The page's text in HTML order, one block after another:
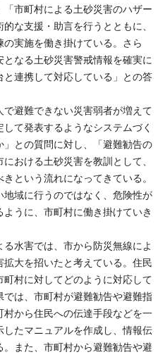
市町村による土砂災害のハザー
な支援・助言を行うとともに、
実施を働き掛けている。さら
なる土砂災害警戒情報を確実に
連携して対応している」との答
避難できない災害弱者が増えて
て発表するようなシステムづく
」との質問に対し、「避難勧告の
おける土砂災害を教訓として、
という流れになってきている。
域に行うのではなく、危険性が
うに、市町村に働き掛けていき
水害では、市から防災無線によ
大を招いたと考えている。住民
村に対してどのように対応して
は、市町村が避難勧告や避難指
から住民への伝達手段などを一
たマニュアルを作成し、情報伝
また、市町村から避難勧告や避